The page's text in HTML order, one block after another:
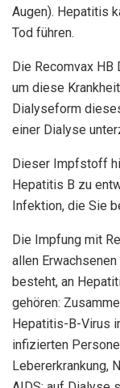
Augen). Hepatitis
Tod führen.
Die Recomvax
um diese
Dialyseform
einer Dialyse
Dieser Impfstoff
Hepatitis B zu
Infektion, die Sie
Die Impfung mit
allen
besteht, an
gehören:
Hepatitis-B-Virus
infizierten
Lebererkrankung,